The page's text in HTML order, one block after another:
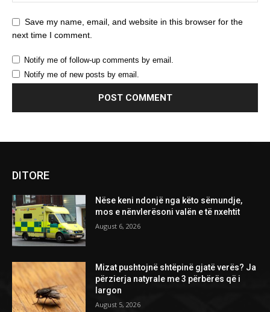
Save my name, email, and website in this browser for the
next time I comment.
Notify me of follow-up comments by email.
Notify me of new posts by email.
DITORE
Nëse keni ndonjë nga këto sëmundje,
mos e nënvlerësoni valën e të nxehtit
August 6, 2026
Mizat pushtojnë shtëpinë gjatë verës? Ja
përzierja natyrale me 3 përbërës që i
largon
August 5, 2026